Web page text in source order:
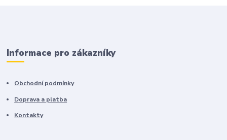
Informace pro zákazníky
Obchodní podmínky
Doprava a platba
Kontakty